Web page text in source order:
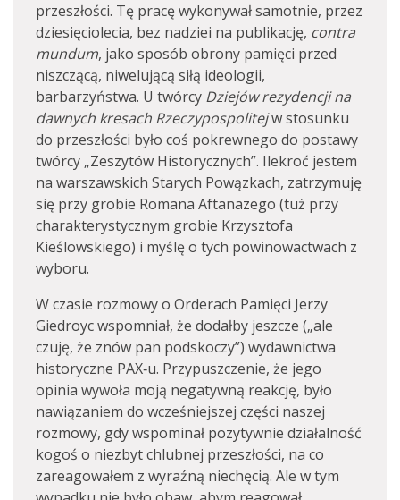
przeszłości. Tę pracę wykonywał samotnie, przez
dziesięciolecia, bez nadziei na publikację, contra
mundum, jako sposób obrony pamięci przed
niszczącą, niwelującą siłą ideologii,
barbarzyństwa. U twórcy Dziejów rezydencji na
dawnych kresach Rzeczypospolitejw stosunku
do przeszłości było coś pokrewnego do postawy
twórcy „Zeszytów Historycznych”. Ilekroć jestem
na warszawskich Starych Powązkach, zatrzymuję
się przy grobie Romana Aftanazego (tuż przy
charakterystycznym grobie Krzysztofa
Kieślowskiego) i myślę o tych powinowactwach z
wyboru.
W czasie rozmowy o Orderach Pamięci Jerzy
Giedroyc wspomniał, że dodałby jeszcze („ale
czuję, że znów pan podskoczy”) wydawnictwa
historyczne PAX‑u. Przypuszczenie, że jego
opinia wywoła moją negatywną reakcję, było
nawiązaniem do wcześniejszej części naszej
rozmowy, gdy wspominał pozytywnie działalność
kogoś o niezbyt chlubnej przeszłości, na co
zareagowałem z wyraźną niechęcią. Ale w tym